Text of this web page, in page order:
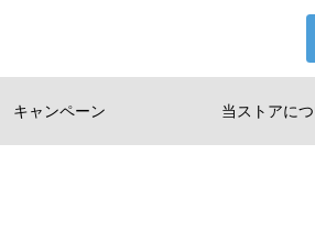
キャンペーン 当ストアに